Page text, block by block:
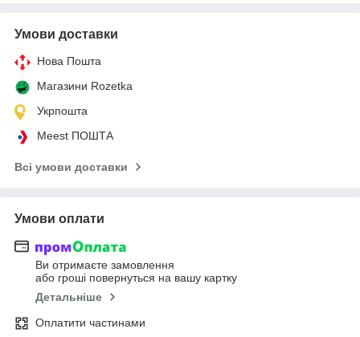
Умови доставки
Нова Пошта
Магазини Rozetka
Укрпошта
Meest ПОШТА
Всі умови доставки
Умови оплати
Ви отримаєте замовлення
або гроші повернуться на вашу картку
Детальніше
Оплатити частинами